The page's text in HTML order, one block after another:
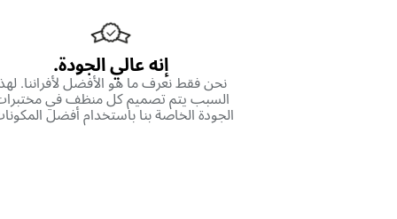
إنه عالي الجودة.
نحن فقط نعرف ما هو الأفضل لأفراننا.
السبب يتم تصميم كل منظف في
الجودة الخاصة بنا باستخدام أفضل